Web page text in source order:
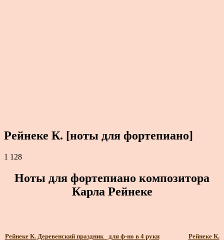
Рейнеке К. [ноты для фортепиано]
1 128
Ноты для фортепиано композитора
Карла Рейнеке
Рейнеке К. Деревенский праздник_ для ф-но в 4 руки Рейнеке К.